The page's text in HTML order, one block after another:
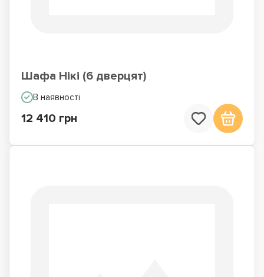
Шафа Нікі (6 дверцят)
В наявності
12 410 грн